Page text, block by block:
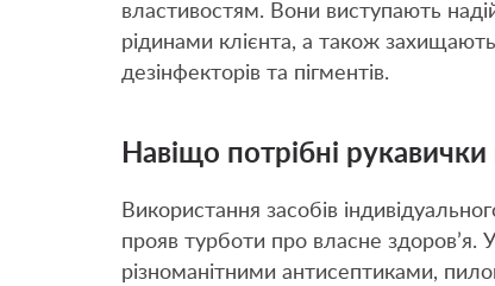
властивостям. Вони виступають
рідинами клієнта, а також
дезінфекторів та пігментів.
Навіщо потрібні рукавички
Використання засобів
прояв турботи про власне здоров’я.
різноманітними антисептиками,